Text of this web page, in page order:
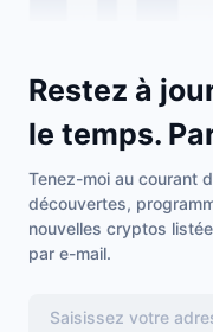
Restez à
le temps.
Tenez-moi au courant
découvertes,
nouvelles cryptos
par e-mail.